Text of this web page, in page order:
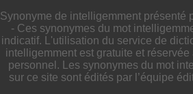
Synonyme de intelligemment présenté
- Ces synonymes du mot
indicatif. L'utilisation du service de
intelligemment est gratuite et
personnel. Les synonymes du mot
sur ce site sont édités par l’équipe